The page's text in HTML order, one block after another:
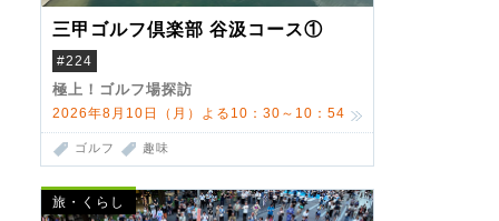
三甲ゴルフ倶楽部 谷汲コース①
#224
極上！ゴルフ場探訪
2026年8月10日（月）よる10：30～10：54
ゴルフ 趣味
旅・くらし